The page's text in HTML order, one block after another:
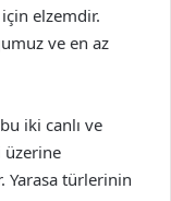
elzemdir.
ve en az
bu iki canlı ve
üzerine
Yarasa türlerinin